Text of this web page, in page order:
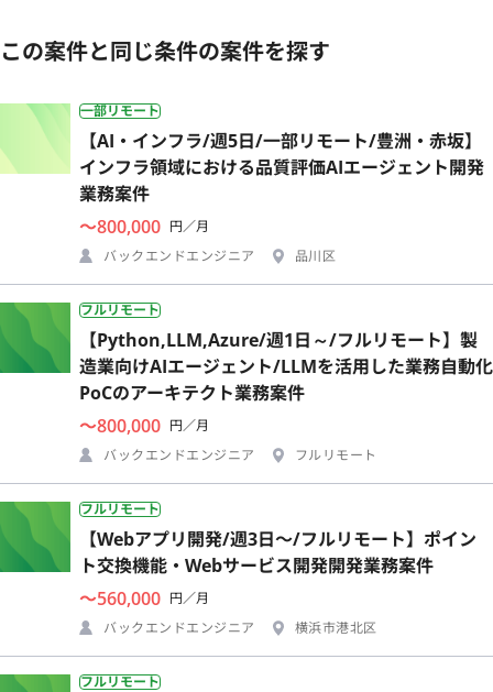
この案件と同じ条件の案件を探す
一部リモート
【AI・インフラ/週5日/一部リモート/豊洲・赤坂】
インフラ領域における品質評価AIエージェント開発
業務案件
〜800,000 円／月
バックエンドエンジニア
品川区
フルリモート
【Python,LLM,Azure/週1日～/フルリモート】製
造業向けAIエージェント/LLMを活用した業務自動化
PoCのアーキテクト業務案件
〜800,000 円／月
バックエンドエンジニア
フルリモート
フルリモート
【Webアプリ開発/週3日〜/フルリモート】ポイン
ト交換機能・Webサービス開発開発業務案件
〜560,000 円／月
バックエンドエンジニア
横浜市港北区
フルリモート